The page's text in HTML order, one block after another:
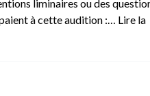
liminaires ou des
à cette audition :… Lire la